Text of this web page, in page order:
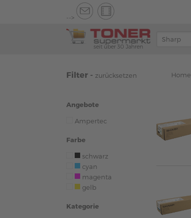
-->
seit über 30 Jahren
Filter - zurücksetzen
Angebote
Ampertec
Farbe
schwarz
cyan
magenta
gelb
Kategorie
Home